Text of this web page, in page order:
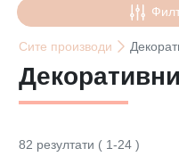
Сите производи
82 резултати ( 1-24 )